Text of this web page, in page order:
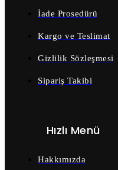
İade Prosedürü
Kargo ve Teslimat
Gizlilik Sözleşmesi
Sipariş Takibi
Hızlı Menü
Hakkımızda